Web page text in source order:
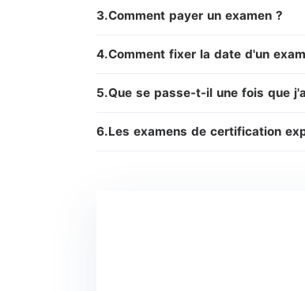
3.Comment payer un examen ?
4.Comment fixer la date d'un
5.Que se passe-t-il une fois que
6.Les examens de certification